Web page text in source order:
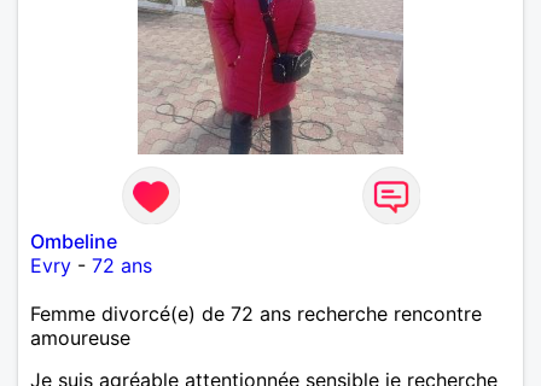
Ombeline
Evry - 72 ans
Femme divorcé(e) de 72 ans recherche rencontre
amoureuse
Je suis agréable attentionnée sensible je recherche